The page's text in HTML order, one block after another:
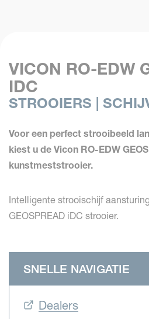
VICON RO-EDW
IDC
STROOIERS |
Voor een perfect strooibeeld
kiest u de Vicon RO-EDW
kunstmeststrooier.
Intelligente strooischijf
GEOSPREAD iDC strooier.
SNELLE NAVIGATIE
Dealers